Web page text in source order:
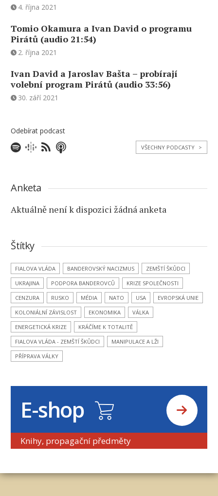
4. října 2021
Tomio Okamura a Ivan David o programu
Pirátů (audio 21:54)
2. října 2021
Ivan David a Jaroslav Bašta – probírají
volební program Pirátů (audio 33:56)
30. září 2021
Odebírat podcast
VŠECHNY PODCASTY >
Anketa
Aktuálně není k dispozici žádná anketa
Štítky
FIALOVA VLÁDA BANDEROVSKÝ NACIZMUS
ZEMŠTÍ ŠKŮDCI
UKRAJINA
PODPORA BANDEROVCŮ
KRIZE SPOLEČNOSTI
CENZURA
RUSKO MÉDIA NATO USA
EVROPSKÁ UNIE
KOLONIÁLNÍ ZÁVISLOST
EKONOMIKA
VÁLKA
ENERGETICKÁ KRIZE
KRÁČÍME K TOTALITĚ
FIALOVA VLÁDA - ZEMŠTÍ ŠKŮDCI
MANIPULACE A LŽI
PŘÍPRAVA VÁLKY
E-shop
Knihy, propagační předměty